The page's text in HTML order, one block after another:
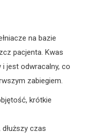
na bazie
pacjenta. Kwas
jest odwracalny, co
zabiegiem.
krótkie
czas